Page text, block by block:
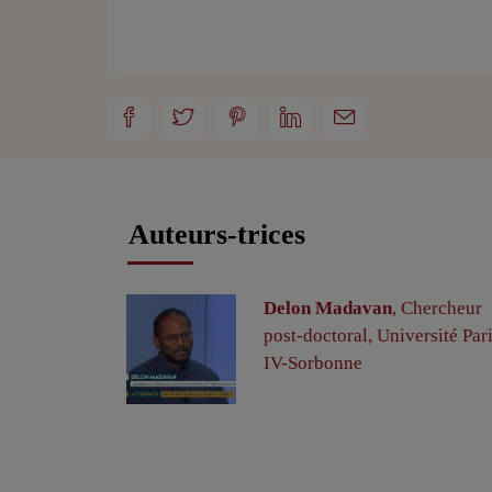
Auteurs-trices
Delon Madavan, Chercheur
post-doctoral, Université
IV-Sorbonne